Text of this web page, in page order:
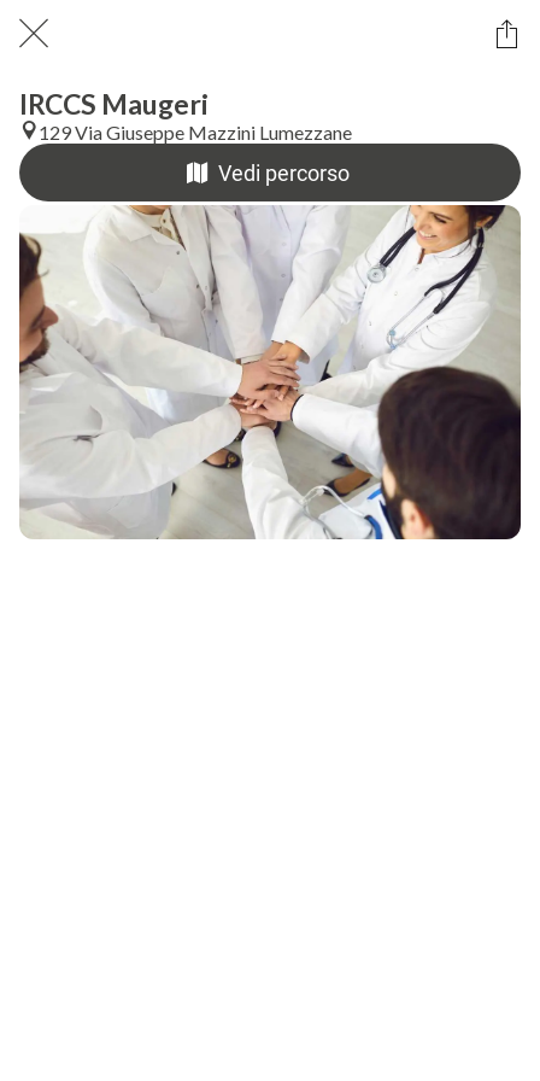
IRCCS Maugeri
129 Via Giuseppe Mazzini Lumezzane
Vedi percorso